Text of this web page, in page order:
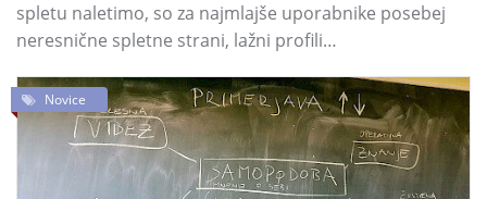
spletu naletimo, so za najmlajše uporabnike posebej
neresnične spletne strani, lažni profili…
Novice